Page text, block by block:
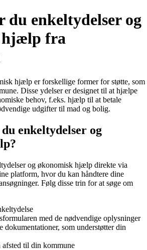
du enkeltydelser og
hjælp fra
hjælp er forskellige former for støtte, som
Disse ydelser er designet til at hjælpe
behov, f.eks. hjælp til at betale
udgifter til mad og bolig.
enkeltydelser og
og økonomisk hjælp direkte via
platform, hvor du kan håndtere dine
Følg disse trin for at søge om
med de nødvendige oplysninger
dokumentationer, som understøtter din
afsted til din kommune